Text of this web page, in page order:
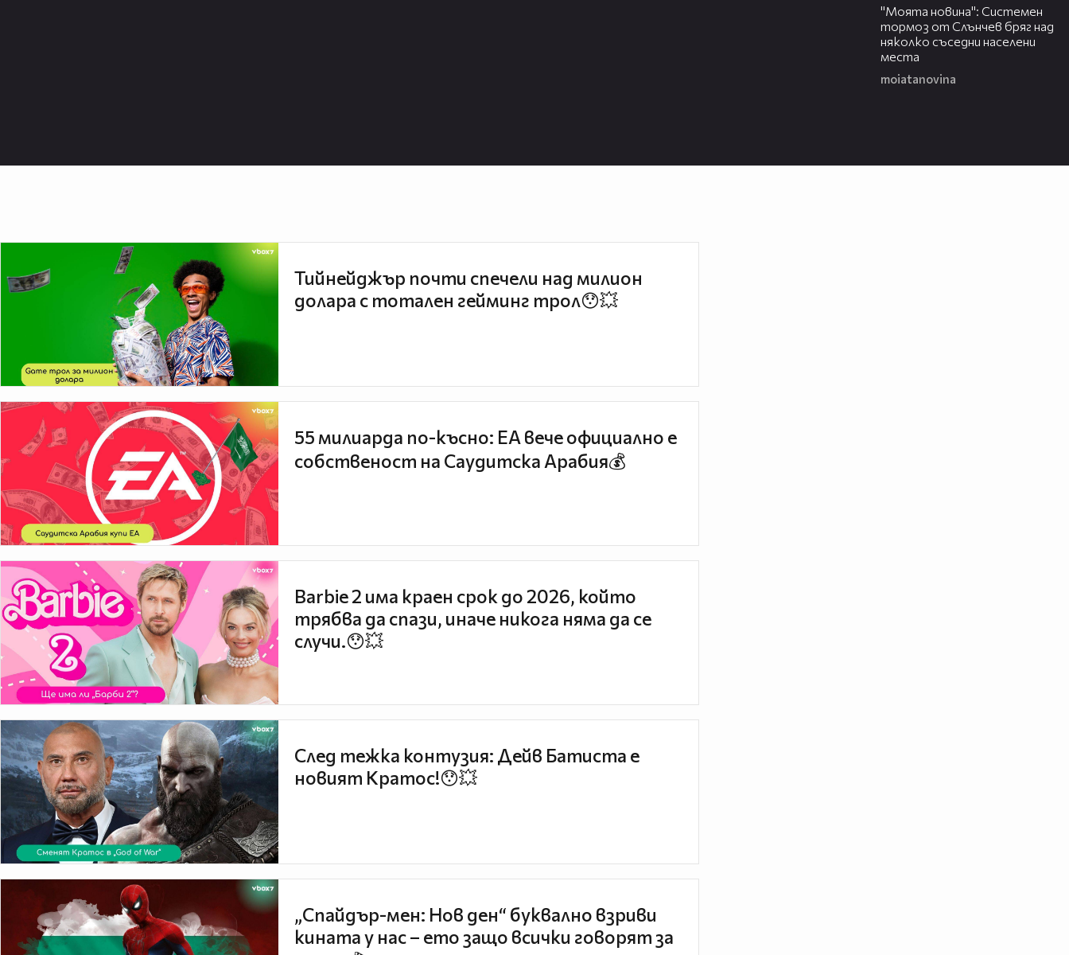
"Моята новина": Системен
тормоз от Слънчев бряг над
няколко съседни населени
места
moiatanovina
Тийнейджър почти спечели над милион
долара с тотален гейминг трол😯💥
55 милиарда по-късно: EA вече официално е
собственост на Саудитска Арабия💰
Barbie 2 има краен срок до 2026, който
трябва да спази, иначе никога няма да се
случи.😯💥
След тежка контузия: Дейв Батиста е
новият Кратос!😯💥
„Спайдър-мен: Нов ден“ буквално взриви
кината у нас – ето защо всички говорят за